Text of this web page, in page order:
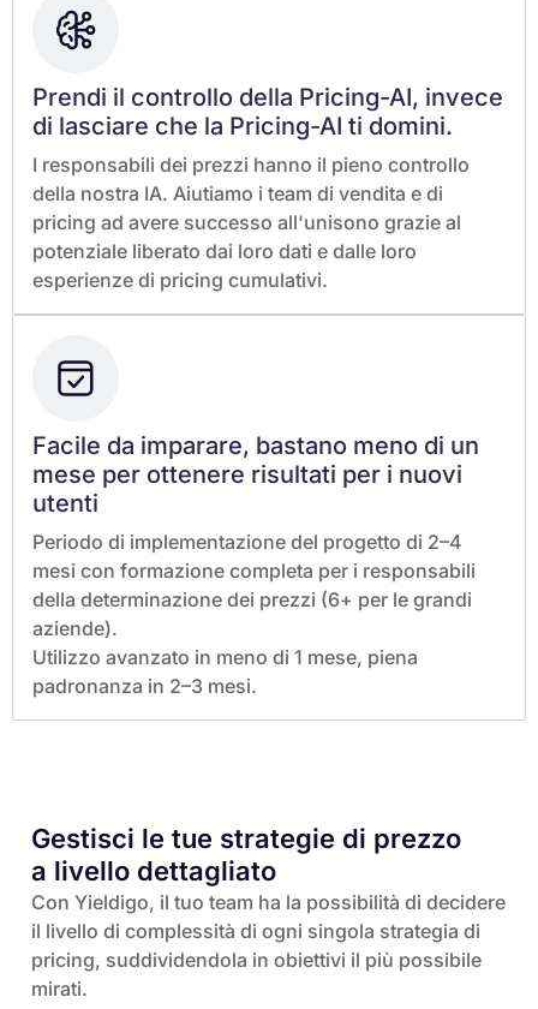
Prendi il controllo della Pricing-AI, invece
di lasciare che la Pricing-AI ti domini.
I responsabili dei prezzi hanno il pieno controllo
della nostra IA. Aiutiamo i team di vendita e di
pricing ad avere successo all'unisono grazie al
potenziale liberato dai loro dati e dalle loro
esperienze di pricing cumulativi.
Facile da imparare, bastano meno di un
mese per ottenere risultati per i nuovi
utenti
Periodo di implementazione del progetto di 2–4
mesi con formazione completa per i responsabili
della determinazione dei prezzi (6+ per le grandi
aziende).
Utilizzo avanzato in meno di 1 mese, piena
padronanza in 2–3 mesi.
Gestisci le tue strategie di prezzo
a livello dettagliato
Con Yieldigo, il tuo team ha la possibilità di decidere
il livello di complessità di ogni singola strategia di
pricing, suddividendola in obiettivi il più possibile
mirati.